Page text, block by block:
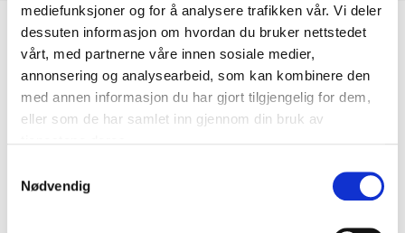
mediefunksjoner og for å analysere trafikken vår. Vi deler
dessuten informasjon om hvordan du bruker nettstedet
vårt, med partnerne våre innen sosiale medier,
annonsering og analysearbeid, som kan kombinere den
med annen informasjon du har gjort tilgjengelig for dem,
eller som de har samlet inn gjennom din bruk av
Nødvendig
Biltemakortet
DEL OPP DIN BETALING